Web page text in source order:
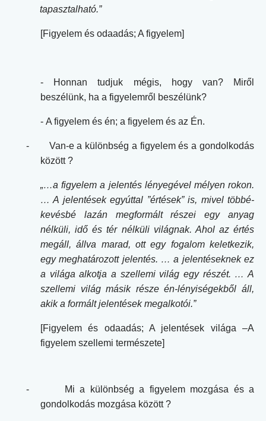
tapasztalható.”
[Figyelem és odaadás; A figyelem]
- Honnan tudjuk mégis, hogy van? Miről
beszélünk, ha a figyelemről beszélünk?
- A figyelem és én; a figyelem és az Én.
-
Van-e a különbség a figyelem és a gondolkodás
között ?
„…a figyelem a jelentés lényegével mélyen rokon.
… A jelentések egyúttal ”értések” is, mivel többé-
kevésbé lazán megformált részei egy anyag
nélküli, idő és tér nélküli világnak. Ahol az értés
megáll, állva marad, ott egy fogalom keletkezik,
egy meghatározott jelentés. … a jelentéseknek ez
a világa alkotja a szellemi világ egy részét. … A
szellemi világ másik része én-lényiségekből áll,
akik a formált jelentések megalkotói.”
[Figyelem és odaadás; A jelentések világa –A
figyelem szellemi természete]
-
Mi a különbség a figyelem mozgása és a
gondolkodás mozgása között ?